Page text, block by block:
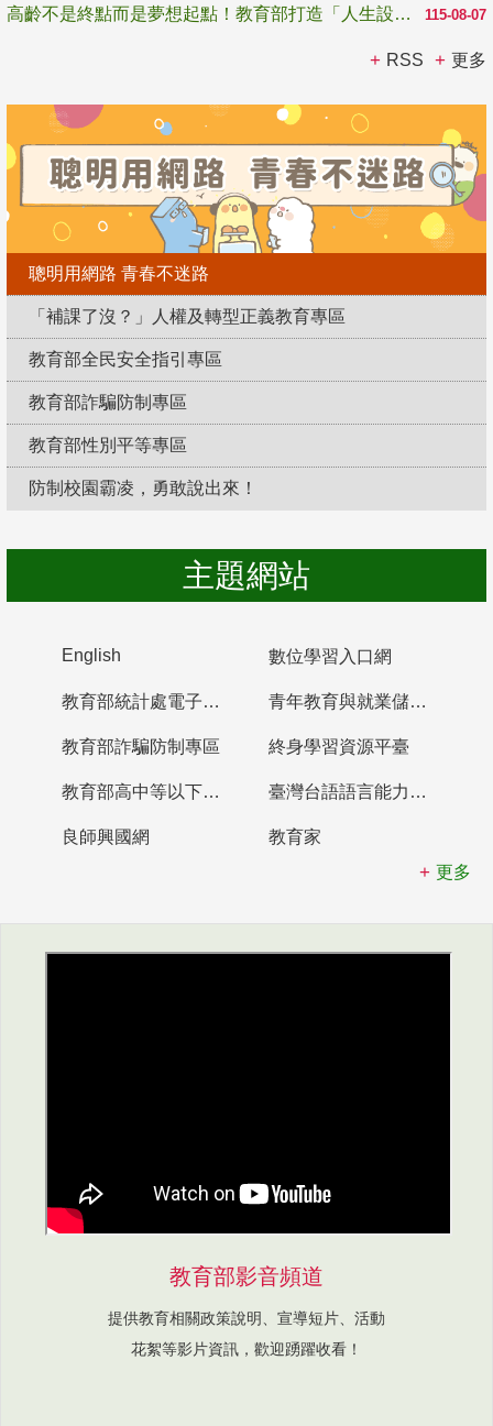
115-08-07
高齡不是終點而是夢想起點！教育部打造「人生設計夢工場」 參展第3屆高齡健康產業博覽會
RSS 更多
聰明用網路 青春不迷路
「補課了沒？」人權及轉型正義教育專區
教育部全民安全指引專區
教育部詐騙防制專區
教育部性別平等專區
防制校園霸凌，勇敢說出來！
主題網站
English 數位學習入口網
教育部統計處電子書櫃 青年教育與就業儲蓄帳戶
教育部詐騙防制專區 終身學習資源平臺
教育部高中等以下學校及幼兒園教師資格檢定考試 臺灣台語語言能力認證網站
良師興國網
教育家
更多
教育部影音頻道
提供教育相關政策說明、宣導短片、活動
花絮等影片資訊，歡迎踴躍收看！